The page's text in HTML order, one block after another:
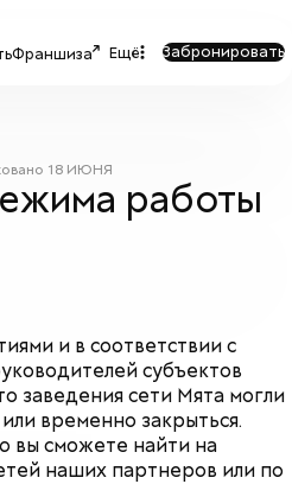
Франшиза Ещё Забронировать
18 ИЮНЯ
работы
и в соответствии с
субъектов
заведения сети Мята могли
временно закрыться.
сможете найти на
наших партнеров или по